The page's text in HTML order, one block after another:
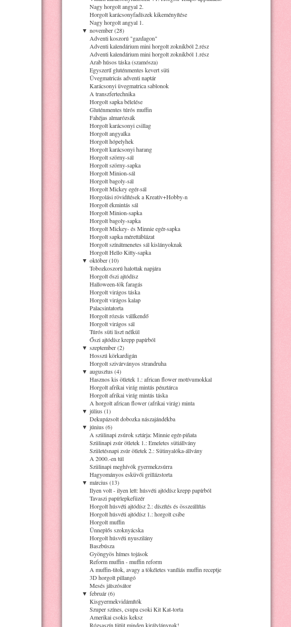
Nagy horgolt angyal 2.
Horgolt karácsonyfadíszek kikeményítése
Nagy horgolt angyal 1.
▼ november (28)
Adventi koszorú "gazdagon"
Adventi kalendárium mini horgolt zoknikból 2.rész
Adventi kalendárium mini horgolt zoknikból 1.rész
Arab húsos táska (szamósza)
Egyszerű gluténmentes kevert süti
Üvegmatricás adventi naptár
Karácsonyi üvegmatrica sablonok
A transzfertechnika
Horgolt sapka bélelése
Gluténmentes túrós muffin
Fahéjas almarózsák
Horgolt karácsonyi csillag
Horgolt angyalka
Horgolt hópelyhek
Horgolt karácsonyi harang
Horgolt szörny-sál
Horgolt szörny-sapka
Horgolt Minion-sál
Horgolt bagoly-sál
Horgolt Mickey egér-sál
Horgolási rövidítések a Kreatív+Hobby-n
Horgolt ékmintás sál
Horgolt Minion-sapka
Horgolt bagoly-sapka
Horgolt Mickey- és Minnie egér-sapka
Horgolt sapka mérettáblázat
Horgolt színátmenetes sál kislányoknak
Horgolt Hello Kitty-sapka
▼ október (10)
Tobozkoszorú halottak napjára
Horgolt őszi ajtódísz
Halloween-tök faragás
Horgolt virágos táska
Horgolt virágos kalap
Palacsintatorta
Horgolt rózsás vállkendő
Horgolt virágos sál
Túrós süti liszt nélkül
Őszi ajtódísz krepp papírból
▼ szeptember (2)
Hosszú körkardigán
Horgolt szivárványos strandruha
▼ augusztus (4)
Hasznos kis ötletek 1.: african flower motívumokkal
Horgolt afrikai virág mintás pénztárca
Horgolt afrikai virág mintás táska
A horgolt african flower (afrikai virág) minta
▼ július (1)
Dekupázsolt dobozka nászajándékba
▼ június (6)
A szülinapi zsúrok sztárja: Minnie egér-piñata
Szülinapi zsúr ötletek 1.: Emeletes sütiállvány
Születésnapi zsúr ötletek 2.: Sütinyalóka-állvány
A 2000.-en túl
Szülinapi meghívók gyermekzsúrra
Hagyományos esküvői grillázstorta
▼ március (13)
Ilyen volt - ilyen lett: húsvéti ajtódísz krepp papírból
Tavaszi papírlepkefüzér
Horgolt húsvéti ajtódísz 2.: díszítés és összeállítás
Horgolt húsvéti ajtódísz 1.: horgolt csibe
Horgolt muffin
Ünneplős szoknyácska
Horgolt húsvéti nyuszilány
Baszbúsza
Gyöngyös hímes tojások
Reform muffin - muffin reform
A muffin-titok, avagy a tökéletes vaníliás muffin receptje
3D horgolt pillangó
Mesés játszósátor
▼ február (6)
Kisgyermekvidámítók
Szuper színes, csupa csoki Kit Kat-torta
Amerikai csokis keksz
Rózsaszín tütüt minden királylánynak!